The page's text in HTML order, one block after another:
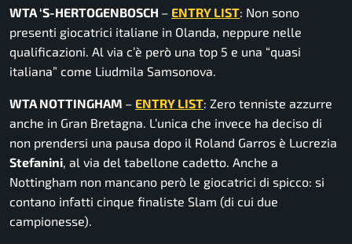
WTA ‘S-HERTOGENBOSCH – ENTRY LIST: Non sono
presenti giocatrici italiane in Olanda, neppure nelle
qualificazioni. Al via c’è però una top 5 e una “quasi
italiana” come Liudmila Samsonova.
WTA NOTTINGHAM – ENTRY LIST: Zero tenniste azzurre
anche in Gran Bretagna. L’unica che invece ha deciso di
non prendersi una pausa dopo il Roland Garros è Lucrezia
Stefanini , al via del tabellone cadetto. Anche a
Nottingham non mancano però le giocatrici di spicco: si
contano infatti cinque finaliste Slam (di cui due
campionesse).